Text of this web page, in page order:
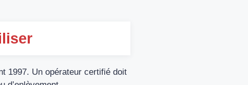
1997. Un opérateur certifié doit